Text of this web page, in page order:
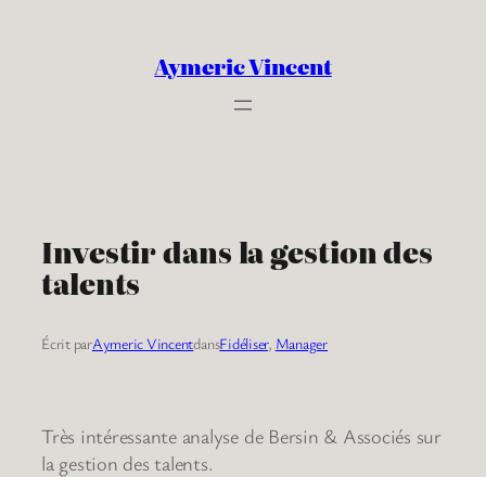
Aymeric Vincent
Investir dans la gestion des
talents
Écrit parAymeric VincentdansFidéliser, Manager
Très intéressante analyse de Bersin & Associés sur
la gestion des talents.